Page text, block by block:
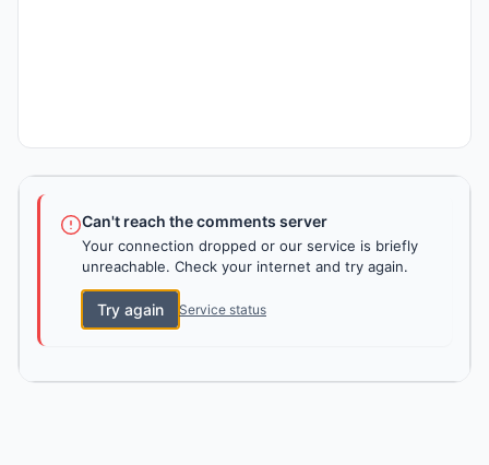
Can't reach the comments server
Your connection dropped or our service is briefly
unreachable. Check your internet and try again.
Try again Service status